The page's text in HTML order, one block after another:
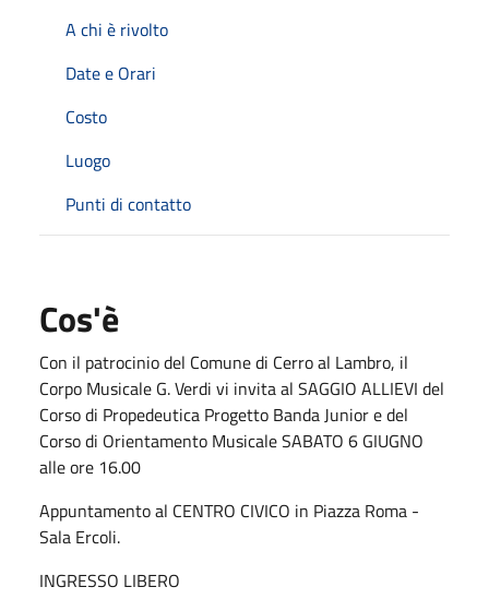
A chi è rivolto
Date e Orari
Costo
Luogo
Punti di contatto
Cos'è
Con il patrocinio del Comune di Cerro al Lambro, il
Corpo Musicale G. Verdi vi invita al SAGGIO ALLIEVI del
Corso di Propedeutica Progetto Banda Junior e del
Corso di Orientamento Musicale SABATO 6 GIUGNO
alle ore 16.00
Appuntamento al CENTRO CIVICO in Piazza Roma -
Sala Ercoli.
INGRESSO LIBERO